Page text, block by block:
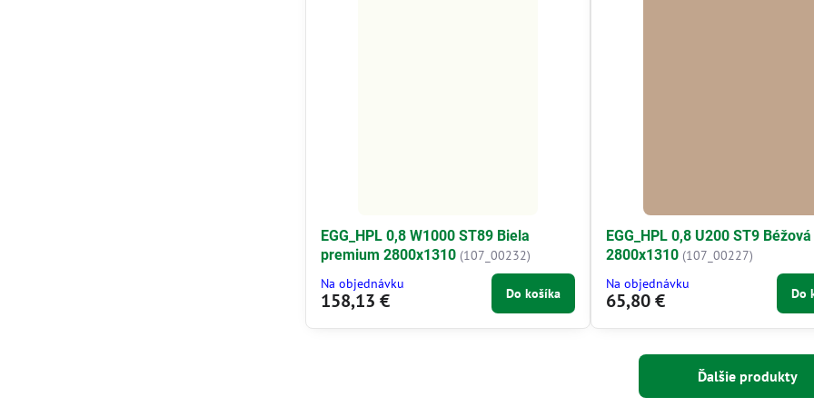
EGG_HPL 0,8 W1000 ST89 Biela
premium 2800x1310 (107_00232)
Na objednávku
158,13 € Do košíka
EGG_HPL 0,8 U200 ST9 Béžová
2800x1310 (107_00227)
Na objednávku
65,80 € Do
Ďalšie produkty